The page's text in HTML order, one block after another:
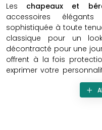
Les chapeaux et
accessoires
sophistiquée à toute
classique pour un
décontracté pour une
offrent à la fois
exprimer votre
éléments, tout en